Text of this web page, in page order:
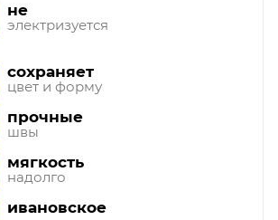
не
электризуется
сохраняет
цвет и форму
прочные
швы
мягкость
надолго
ивановское